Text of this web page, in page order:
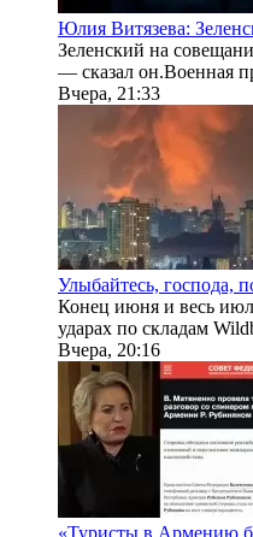
Юлия Витязева:
Зеленский на
— сказал он.Военная
Вчера, 21:33
Улыбайтесь, господа,
Конец июня и весь
ударах по складам
Вчера, 20:16